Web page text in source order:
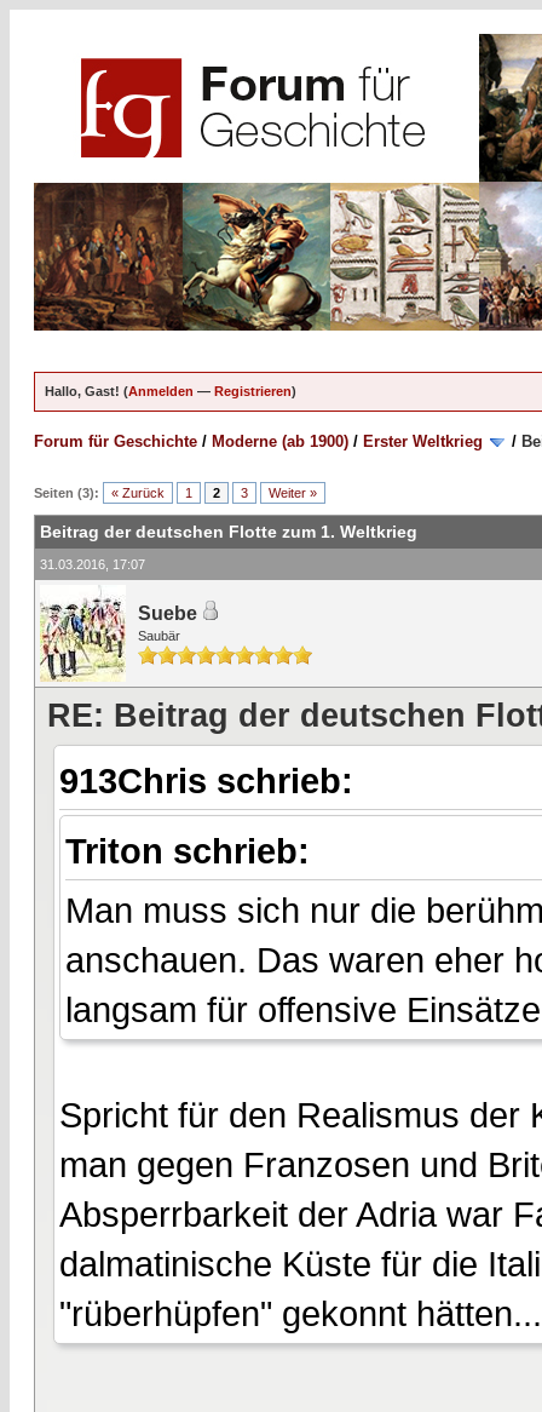
Hallo, Gast! (Anmelden — Registrieren)
Forum für Geschichte / Moderne (ab 1900) / Erster Weltkrieg /
Seiten (3): « Zurück 1 2 3 Weiter »
Beitrag der deutschen Flotte zum 1. Weltkrieg
31.03.2016, 17:07
Suebe
Saubär
RE: Beitrag der deutschen
913Chris schrieb:
Triton schrieb:
Man muss sich nur die
anschauen. Das waren eher
langsam für offensive
Spricht für den Realismus der
man gegen Franzosen und
Absperrbarkeit der Adria war
dalmatinische Küste für die
"rüberhüpfen" gekonnt hätten...